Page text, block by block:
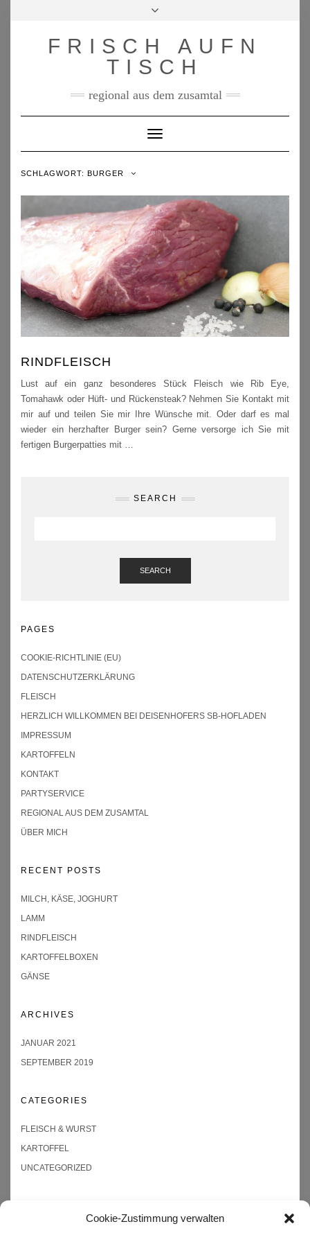
Cookie-Zustimmung verwalten
FRISCH AUFN
TISCH
regional aus dem zusamtal
Toggle Navigation
SCHLAGWORT: BURGER
RINDFLEISCH
Lust auf ein ganz besonderes Stück Fleisch wie Rib Eye,
Tomahawk oder Hüft- und Rückensteak? Nehmen Sie Kontakt mit
mir auf und teilen Sie mir Ihre Wünsche mit. Oder darf es mal
wieder ein herzhafter Burger sein? Gerne versorge ich Sie mit
fertigen Burgerpatties mit …
SEARCH
SEARCH
PAGES
COOKIE-RICHTLINIE (EU)
DATENSCHUTZERKLÄRUNG
FLEISCH
HERZLICH WILLKOMMEN BEI DEISENHOFERS SB-HOFLADEN
IMPRESSUM
KARTOFFELN
KONTAKT
PARTYSERVICE
REGIONAL AUS DEM ZUSAMTAL
ÜBER MICH
RECENT POSTS
MILCH, KÄSE, JOGHURT
LAMM
RINDFLEISCH
KARTOFFELBOXEN
GÄNSE
ARCHIVES
JANUAR 2021
SEPTEMBER 2019
CATEGORIES
FLEISCH & WURST
KARTOFFEL
UNCATEGORIZED